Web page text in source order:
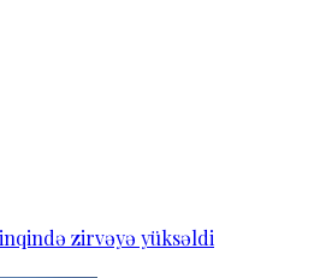
zirvəyə yüksəldi